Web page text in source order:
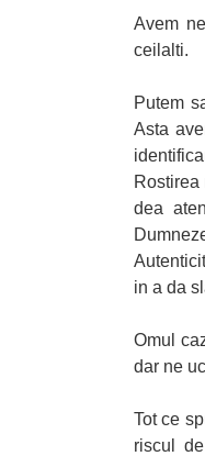
Avem
ceilalti.
Putem
Asta
dea
in a da
Omul
dar ne
Tot ce
riscul